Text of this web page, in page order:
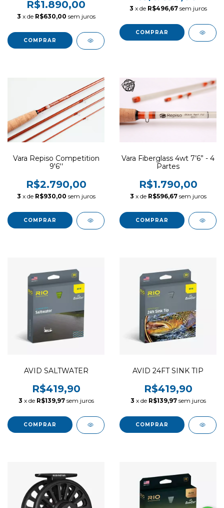
R$1.890,00
3 x de R$630,00 sem juros
3 x de R$496,67 sem juros
Vara Repiso Competition
9'6''
R$2.790,00
3 x de R$930,00 sem juros
COMPRAR
Vara Fiberglass 4wt 7’6” - 4
Partes
R$1.790,00
3 x de R$596,67 sem juros
AVID SALTWATER
R$419,90
3 x de R$139,97 sem juros
COMPRAR
AVID 24FT SINK TIP
R$419,90
3 x de R$139,97 sem juros
COMPRAR